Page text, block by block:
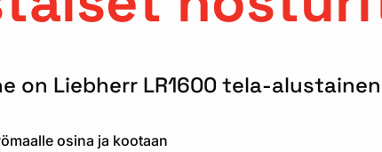
on Liebherr LR1600 tela-
osina ja kootaan